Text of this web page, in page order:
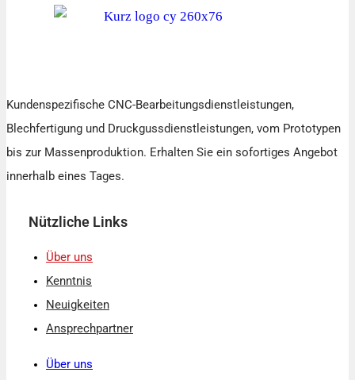
Kundenspezifische CNC-Bearbeitungsdienstleistungen,
Blechfertigung und Druckgussdienstleistungen, vom Prototypen
bis zur Massenproduktion. Erhalten Sie ein sofortiges Angebot
innerhalb eines Tages.
Nützliche Links
Über uns
Kenntnis
Neuigkeiten
Ansprechpartner
Über uns